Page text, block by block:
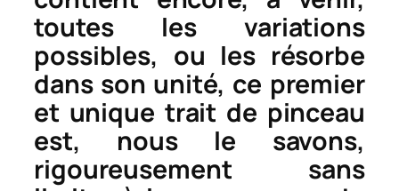
toutes les variations
possibles, ou les résorbe
dans son unité, ce premier
et unique trait de pinceau
est, nous le savons,
rigoureusement sans